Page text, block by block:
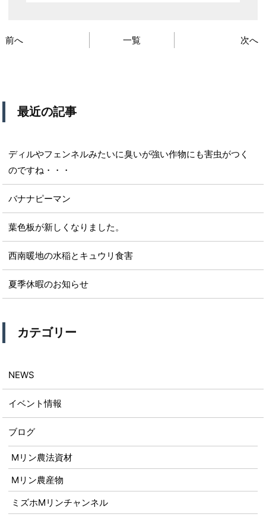
前へ 一覧 次へ
最近の記事
ディルやフェンネルみたいに臭いが強い作物にも害虫がつく
のですね・・・
バナナピーマン
葉色板が新しくなりました。
西南暖地の水稲とキュウリ食害
夏季休暇のお知らせ
カテゴリー
NEWS
イベント情報
ブログ
Mリン農法資材
Mリン農産物
ミズホMリンチャンネル